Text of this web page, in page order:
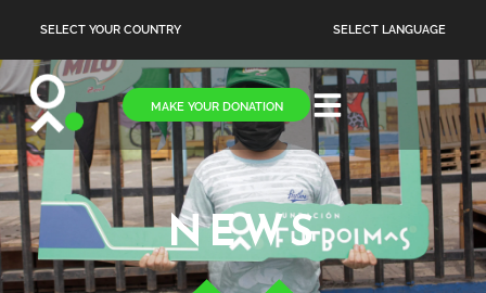
SELECT YOUR COUNTRY SELECT LANGUAGE
MAKE YOUR DONATION
NEWS